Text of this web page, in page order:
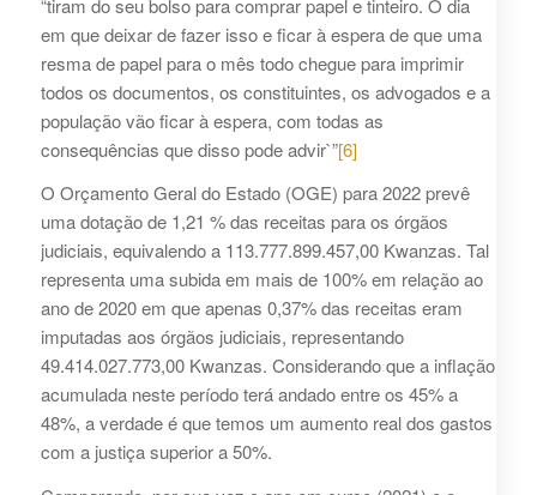
em que deixar de fazer isso e ficar à espera de que uma
resma de papel para o mês todo chegue para imprimir
todos os documentos, os constituintes, os advogados e a
população vão ficar à espera, com todas as
consequências que disso pode advir`”[6]
O Orçamento Geral do Estado (OGE) para 2022 prevê
uma dotação de 1,21 % das receitas para os órgãos
judiciais, equivalendo a 113.777.899.457,00 Kwanzas. Tal
representa uma subida em mais de 100% em relação ao
ano de 2020 em que apenas 0,37% das receitas eram
imputadas aos órgãos judiciais, representando
49.414.027.773,00 Kwanzas. Considerando que a inflação
acumulada neste período terá andado entre os 45% a
48%, a verdade é que temos um aumento real dos gastos
com a justiça superior a 50%.